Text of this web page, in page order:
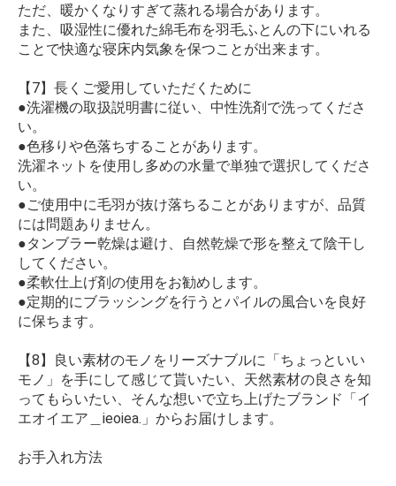
ただ、暖かくなりすぎて蒸れる場合があります。
また、吸湿性に優れた綿毛布を羽毛ふとんの下にいれる
ことで快適な寝床内気象を保つことが出来ます。
【7】長くご愛用していただくために
●洗濯機の取扱説明書に従い、中性洗剤で洗ってくださ
い。
●色移りや色落ちすることがあります。
洗濯ネットを使用し多めの水量で単独で選択してくださ
い。
●ご使用中に毛羽が抜け落ちることがありますが、品質
には問題ありません。
●タンブラー乾燥は避け、自然乾燥で形を整えて陰干し
してください。
●柔軟仕上げ剤の使用をお勧めします。
●定期的にブラッシングを行うとパイルの風合いを良好
に保ちます。
【8】良い素材のモノをリーズナブルに「ちょっといい
モノ」を手にして感じて貰いたい、天然素材の良さを知
ってもらいたい、そんな想いで立ち上げたブランド「イ
エオイエア＿ieoiea.」からお届けします。
お手入れ方法